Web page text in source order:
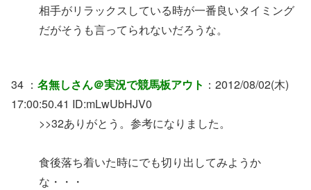
相手がリラックスしている時が一番良いタイミング
だがそうも言ってられないだろうな。
34 ： 名無しさん＠実況で競馬板アウト ：2012/08/02(木)
17:00:50.41 ID:mLwUbHJV0
>>32ありがとう。参考になりました。
食後落ち着いた時にでも切り出してみようか
な・・・